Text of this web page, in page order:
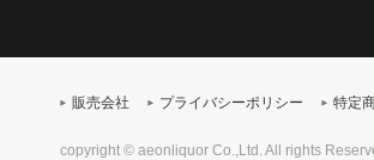
販売会社 プライバシーポリシー 特定
copyright © aeonliquor Co.,Ltd. All rights